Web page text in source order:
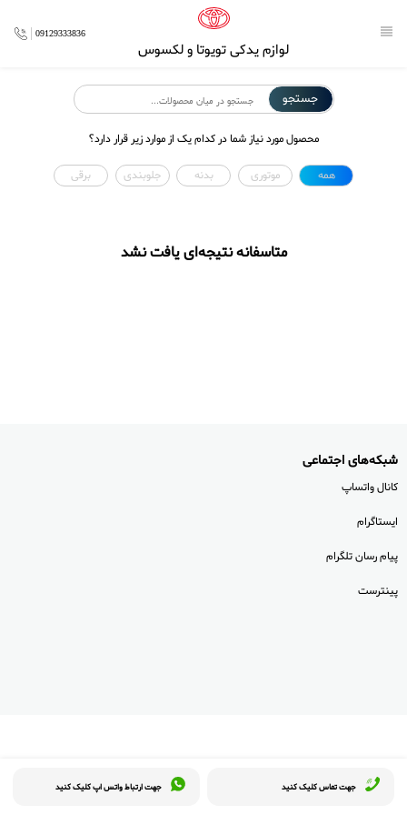
لوازم یدکی تویوتا و لکسوس
09129333836
جستجو
محصول مورد نیاز شما در کدام یک از موارد زیر قرار دارد؟
همه موتوری بدنه جلوبندی برقی
متاسفانه نتیجه‌ای یافت نشد
جهت تماس کلیک کنید جهت ارتباط واتس اپ کلیک کنید
شبکه‌های اجتماعی
کانال واتساپ
ایستاگرام
پیام رسان تلگرام
پینترست